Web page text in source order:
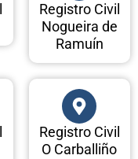
Registro Civil
Nogueira de
Ramuín
Registro Civil
O Carballiño